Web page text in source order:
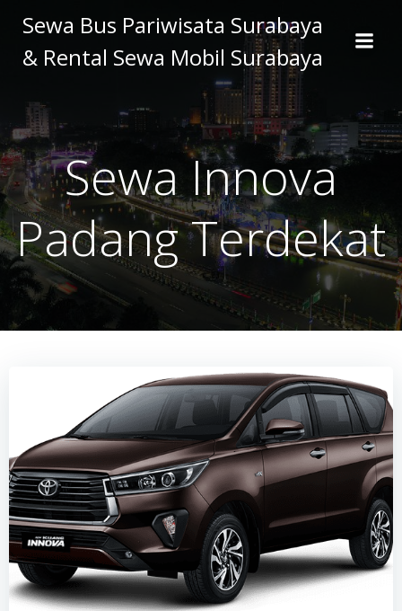
to
content
Sewa Bus Pariwisata Surabaya
& Rental Sewa Mobil Surabaya
Sewa Innova
Padang Terdekat